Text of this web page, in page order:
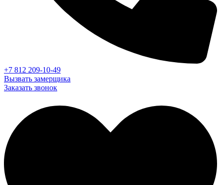
+7 812 209-10-49
Вызвать замерщика
Заказать звонок